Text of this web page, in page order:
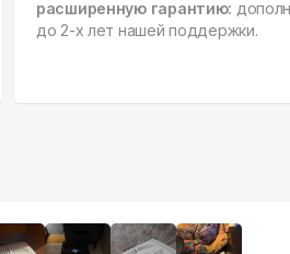
расширенную гарантию:
до 2-х лет нашей поддержки.